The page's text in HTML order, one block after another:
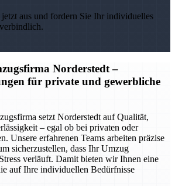
aus und fordern Sie Ihr individuelles
Norderstedt –
für private und gewerbliche
setzt Norderstedt auf Qualität,
– egal ob bei privaten oder
Unsere erfahrenen Teams arbeiten präzise
sicherzustellen, dass Ihr Umzug
verläuft. Damit bieten wir Ihnen eine
auf Ihre individuellen Bedürfnisse